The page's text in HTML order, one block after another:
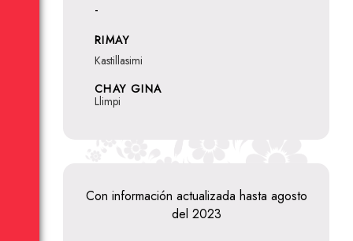
-
RIMAY
Kastillasimi
CHAY GINA
Llimpi
Con información actualizada hasta agosto
del 2023